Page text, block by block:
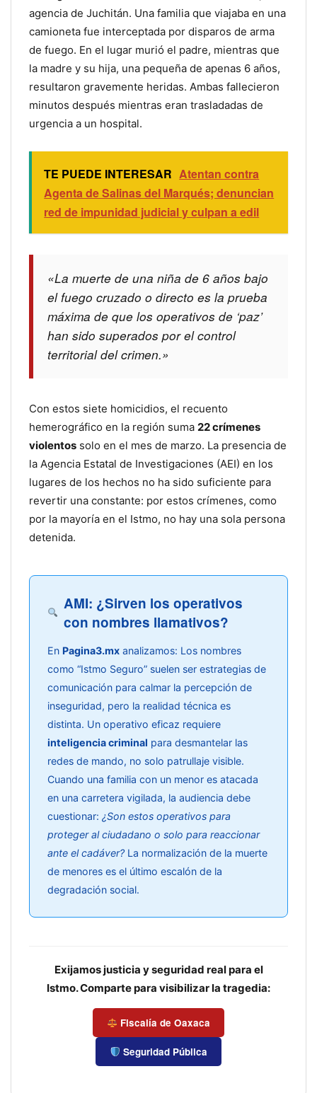
agencia de Juchitán. Una familia que viajaba en una
camioneta fue interceptada por disparos de arma
de fuego. En el lugar murió el padre, mientras que
la madre y su hija, una pequeña de apenas 6 años,
resultaron gravemente heridas. Ambas fallecieron
minutos después mientras eran trasladadas de
urgencia a un hospital.
TE PUEDE INTERESAR Atentan contra
Agenta de Salinas del Marqués; denuncian
red de impunidad judicial y culpan a edil
«La muerte de una niña de 6 años bajo
el fuego cruzado o directo es la prueba
máxima de que los operativos de ‘paz’
han sido superados por el control
territorial del crimen.»
Con estos siete homicidios, el recuento
hemerográfico en la región suma 22 crímenes
violentos solo en el mes de marzo. La presencia de
la Agencia Estatal de Investigaciones (AEI) en los
lugares de los hechos no ha sido suficiente para
revertir una constante: por estos crímenes, como
por la mayoría en el Istmo, no hay una sola persona
detenida.
AMI: ¿Sirven los operativos
con nombres llamativos?
En Pagina3.mx analizamos: Los nombres
como “Istmo Seguro” suelen ser estrategias de
comunicación para calmar la percepción de
inseguridad, pero la realidad técnica es
distinta. Un operativo eficaz requiere
inteligencia criminal para desmantelar las
redes de mando, no solo patrullaje visible.
Cuando una familia con un menor es atacada
en una carretera vigilada, la audiencia debe
cuestionar: ¿Son estos operativos para
proteger al ciudadano o solo para reaccionar
ante el cadáver?La normalización de la muerte
de menores es el último escalón de la
degradación social.
Exijamos justicia y seguridad real para el
Istmo. Comparte para visibilizar la tragedia:
Fiscalía de Oaxaca
Seguridad Pública